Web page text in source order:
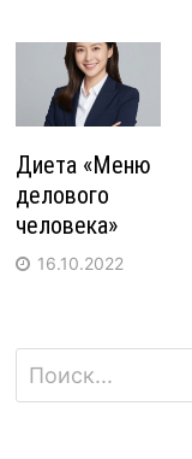
Диета «Меню
делового
человека»
16.10.2022
Найти: